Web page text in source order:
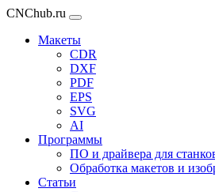
CNChub.ru
Макеты
CDR
DXF
PDF
EPS
SVG
AI
Программы
ПО и драйвера для
Обработка макетов и
Статьи